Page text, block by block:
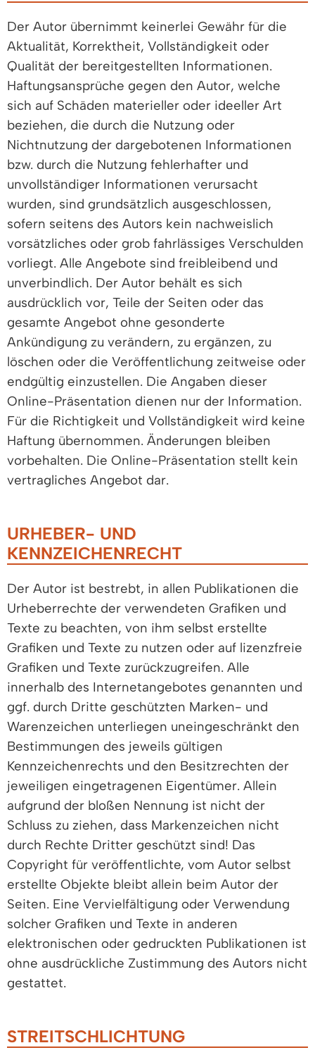
Der Autor übernimmt keinerlei Gewähr für die
Aktualität, Korrektheit, Vollständigkeit oder
Qualität der bereitgestellten Informationen.
Haftungsansprüche gegen den Autor, welche
sich auf Schäden materieller oder ideeller Art
beziehen, die durch die Nutzung oder
Nichtnutzung der dargebotenen Informationen
bzw. durch die Nutzung fehlerhafter und
unvollständiger Informationen verursacht
wurden, sind grundsätzlich ausgeschlossen,
sofern seitens des Autors kein nachweislich
vorsätzliches oder grob fahrlässiges Verschulden
vorliegt. Alle Angebote sind freibleibend und
unverbindlich. Der Autor behält es sich
ausdrücklich vor, Teile der Seiten oder das
gesamte Angebot ohne gesonderte
Ankündigung zu verändern, zu ergänzen, zu
löschen oder die Veröffentlichung zeitweise oder
endgültig einzustellen. Die Angaben dieser
Online-Präsentation dienen nur der Information.
Für die Richtigkeit und Vollständigkeit wird keine
Haftung übernommen. Änderungen bleiben
vorbehalten. Die Online-Präsentation stellt kein
vertragliches Angebot dar.
URHEBER- UND
KENNZEICHENRECHT
Der Autor ist bestrebt, in allen Publikationen die
Urheberrechte der verwendeten Grafiken und
Texte zu beachten, von ihm selbst erstellte
Grafiken und Texte zu nutzen oder auf lizenzfreie
Grafiken und Texte zurückzugreifen. Alle
innerhalb des Internetangebotes genannten und
ggf. durch Dritte geschützten Marken- und
Warenzeichen unterliegen uneingeschränkt den
Bestimmungen des jeweils gültigen
Kennzeichenrechts und den Besitzrechten der
jeweiligen eingetragenen Eigentümer. Allein
aufgrund der bloßen Nennung ist nicht der
Schluss zu ziehen, dass Markenzeichen nicht
durch Rechte Dritter geschützt sind! Das
Copyright für veröffentlichte, vom Autor selbst
erstellte Objekte bleibt allein beim Autor der
Seiten. Eine Vervielfältigung oder Verwendung
solcher Grafiken und Texte in anderen
elektronischen oder gedruckten Publikationen ist
ohne ausdrückliche Zustimmung des Autors nicht
gestattet.
STREITSCHLICHTUNG